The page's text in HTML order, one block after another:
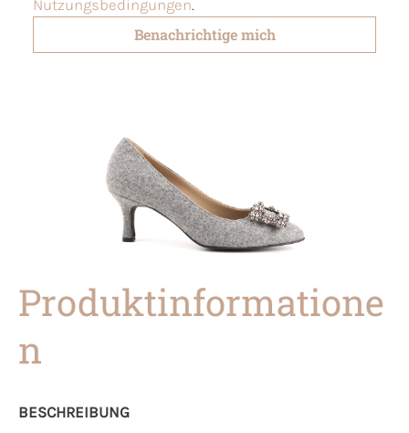
Nutzungsbedingungen.
Benachrichtige mich
Produktinformatione
n
BESCHREIBUNG